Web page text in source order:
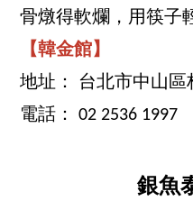
骨燉得軟爛，用筷子
【韓金館】
地址： 台北市中山區
電話： 02 2536 1997
銀魚